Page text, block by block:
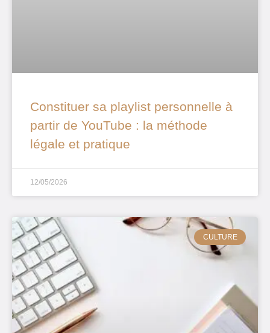
Constituer sa playlist personnelle à
partir de YouTube : la méthode
légale et pratique
12/05/2026
CULTURE